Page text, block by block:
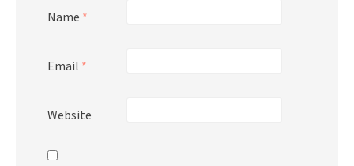
Name *
Email *
Website